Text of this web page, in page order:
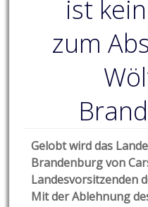
ist
zum
Gelobt wird das
Brandenburg von
Landesvorsitzenden
Mit der Ablehnung